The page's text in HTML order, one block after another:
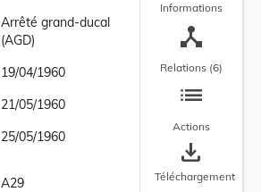
Arrêté grand-ducal
(AGD)
19/04/1960
21/05/1960
25/05/1960
A29
Informations
device_hub
Relations (6)
list
Actions
save_alt
Téléchargement